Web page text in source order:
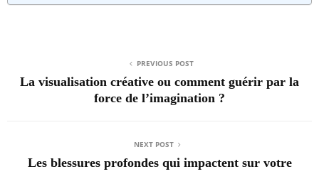
PREVIOUS POST
La visualisation créative ou comment guérir par la
force de l’imagination ?
NEXT POST
Les blessures profondes qui impactent sur votre